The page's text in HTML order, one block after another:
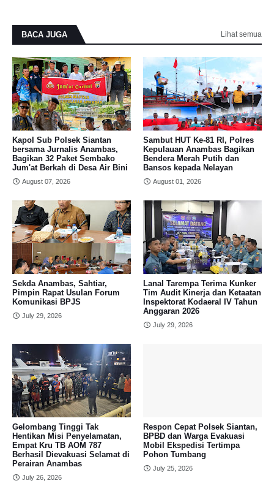
BACA JUGA Lihat semua
Kapol Sub Polsek Siantan
bersama Jurnalis Anambas,
Bagikan 32 Paket Sembako
Jum'at Berkah di Desa Air Bini
August 07, 2026
Sambut HUT Ke-81 RI, Polres
Kepulauan Anambas Bagikan
Bendera Merah Putih dan
Bansos kepada Nelayan
August 01, 2026
Sekda Anambas, Sahtiar,
Pimpin Rapat Usulan Forum
Komunikasi BPJS
July 29, 2026
Lanal Tarempa Terima Kunker
Tim Audit Kinerja dan Ketaatan
Inspektorat Kodaeral IV Tahun
Anggaran 2026
July 29, 2026
Gelombang Tinggi Tak
Hentikan Misi Penyelamatan,
Empat Kru TB AOM 787
Berhasil Dievakuasi Selamat di
Perairan Anambas
July 26, 2026
Respon Cepat Polsek Siantan,
BPBD dan Warga Evakuasi
Mobil Ekspedisi Tertimpa
Pohon Tumbang
July 25, 2026